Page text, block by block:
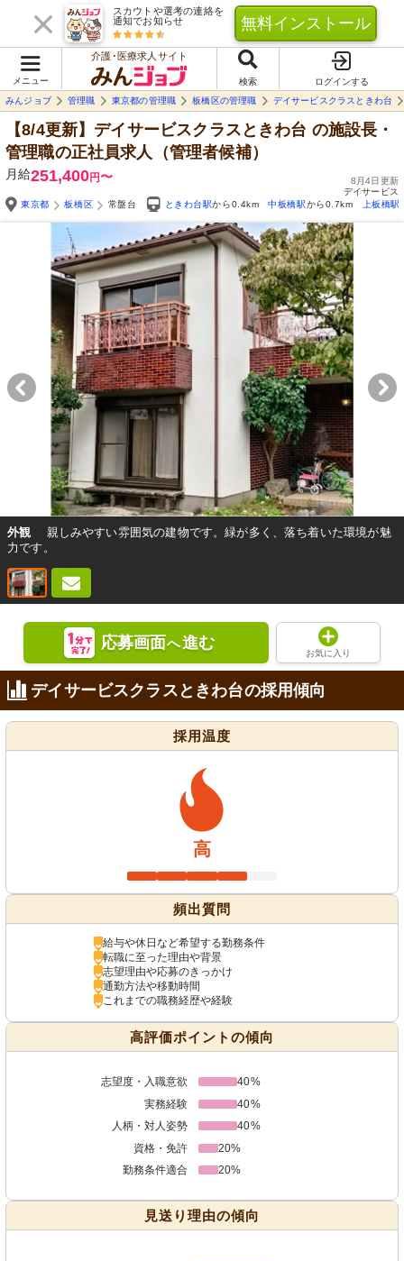
スカウトや選考の連絡を
通知でお知らせ
無料インストール
メニュー
介護･医療求人サイト
検索
ログインする
みんジョブ
管理職 東京都の管理職 板橋区の管理職 デイサービスクラスときわ台
【8/4更新】デイサービスクラスときわ台 の施設長・
管理職の正社員求人（管理者候補）
月給251,400円〜
8月4日更新
デイサービス
東京都
板橋区 常盤台 ときわ台駅から0.4km 中板橋駅から0.7km 上板橋駅
外観
親しみやすい雰囲気の建物です。緑が多く、落ち着いた環境が魅
力です。
応募画面へ進む
お気に入り
デイサービスクラスときわ台の採用傾向
採用温度
高
頻出質問
給与や休日など希望する勤務条件
転職に至った理由や背景
志望理由や応募のきっかけ
通勤方法や移動時間
これまでの職務経歴や経験
高評価ポイントの傾向
志望度・入職意欲
40%
実務経験
40%
人柄・対人姿勢
40%
資格・免許
20%
勤務条件適合
20%
見送り理由の傾向